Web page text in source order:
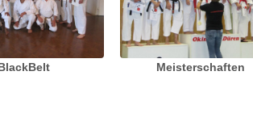
Meisterschaften